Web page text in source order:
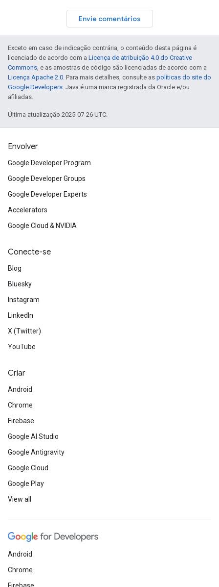
Envie comentários
Exceto em caso de indicação contrária, o conteúdo desta página é
licenciado de acordo com a Licença de atribuição 4.0 do Creative
Commons, e as amostras de código são licenciadas de acordo com a
Licença Apache 2.0. Para mais detalhes, consulte as políticas do site do
Google Developers. Java é uma marca registrada da Oracle e/ou
afiliadas.
Última atualização 2025-07-26 UTC.
Envolver
Google Developer Program
Google Developer Groups
Google Developer Experts
Accelerators
Google Cloud & NVIDIA
Conecte-se
Blog
Bluesky
Instagram
LinkedIn
X (Twitter)
YouTube
Criar
Android
Chrome
Firebase
Google AI Studio
Google Antigravity
Google Cloud
Google Play
View all
Android
Chrome